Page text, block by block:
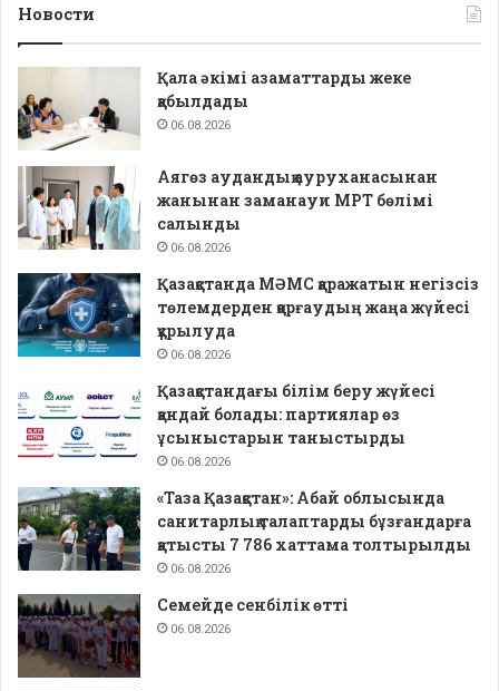
Новости
Қала әкімі азаматтарды жеке
қабылдады
06.08.2026
Аягөз аудандық ауруханасынан
жанынан заманауи МРТ бөлімі
салынды
06.08.2026
Қазақстанда МӘМС қаражатын негізсіз
төлемдерден қорғаудың жаңа жүйесі
құрылуда
06.08.2026
Қазақстандағы білім беру жүйесі
қандай болады: партиялар өз
ұсыныстарын таныстырды
06.08.2026
«Таза Қазақстан»: Абай облысында
санитарлық талаптарды бұзғандарға
қатысты 7 786 хаттама толтырылды
06.08.2026
Семейде сенбілік өтті
06.08.2026